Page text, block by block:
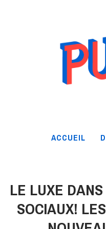
ACCUEIL
LE LUXE
SOCIAUX!